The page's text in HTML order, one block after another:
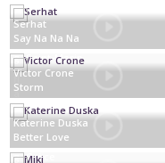
Serbie
Saint-Marin
Serhat
Say Na Na Na
Estonie
Victor Crone
Storm
Grèce
Katerine Duska
Better Love